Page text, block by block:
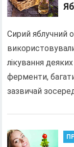
Сирий яблучний
лікування
ферменти,
зазвичай